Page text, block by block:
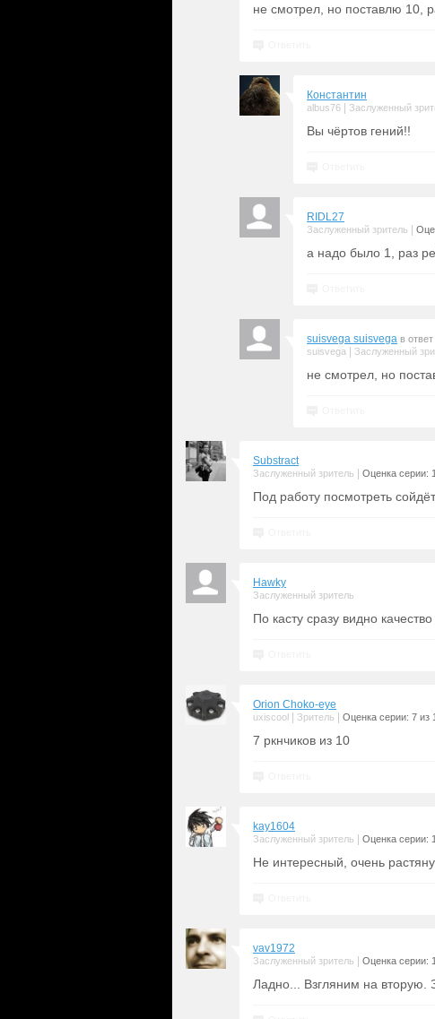
не смотрел, но поставлю 10,
Константин
albus76 Заслуженный
Вы чёртов гений!!
RIDL27
Заслуженный зритель
а надо было 1, раз
suisvega suisvega в
suisvega
Заслуженный
не смотрел, но
Substract
Заслуженный зритель Оценка серии:
Под работу посмотреть
Hawky
Заслуженный зритель
По касту сразу видно
Orion Choko-eye
uxiscool Зритель Оценка серии: 7 из
7 ркнчиков из 10
kay1604
Заслуженный зритель Оценка серии:
Не интересный, очень
vav1972
Заслуженный зритель Оценка серии:
Ладно... Взгляним на вторую.